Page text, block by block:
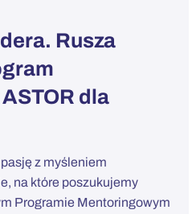
Rusza
dla
z myśleniem
na które poszukujemy
Programie Mentoringowym